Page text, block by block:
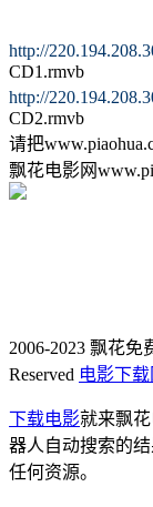
http://
CD1.rmvb
http://
CD2.rmvb
请把
飘花电影网
2006-2023 飘花免
Reserved 电影下
下载电影就来飘
器人自动搜索的
任何资源。